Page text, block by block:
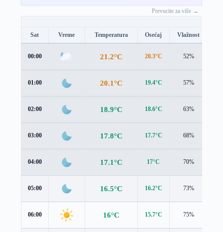
Prevucite za više →
Sat Vreme Temperatura Osećaj Vlažnost
00:00 21.2°C 20.3°C 52%
01:00 20.1°C 19.4°C 57%
02:00 18.9°C 18.6°C 63%
03:00 17.8°C 17.7°C 68%
04:00 17.1°C 17°C 70%
05:00 16.5°C 16.2°C 73%
06:00 16°C 15.7°C 75%